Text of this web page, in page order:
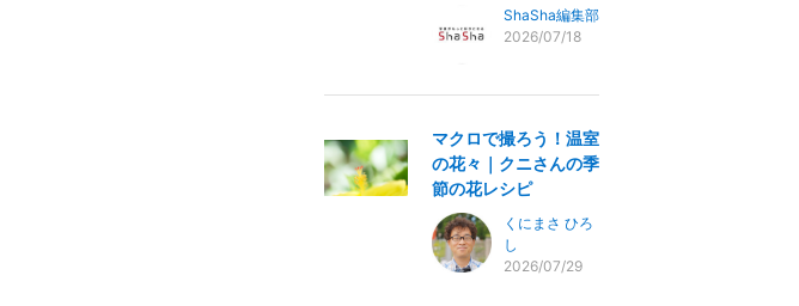
ShaSha編集部
2026/07/18
マクロで撮ろう！温室
の花々｜クニさんの季
節の花レシピ
くにまさ ひろ
し
2026/07/29